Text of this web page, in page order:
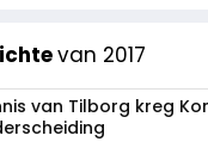
van 2017
van Tilborg kreg